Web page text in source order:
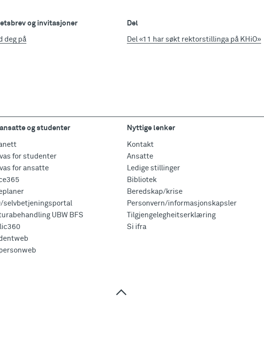
og invitasjoner
deg på
Del
Del «11 har søkt rektorstillinga på KHiO»
og studenter
for studenter
for ansatte
selvbetjeningsportal
UBW BFS
Nyttige lenker
Kontakt
Ansatte
Ledige stillinger
Bibliotek
Beredskap/krise
Personvern/informasjonskapsler
Tilgjengelegheitserklæring
Si ifra